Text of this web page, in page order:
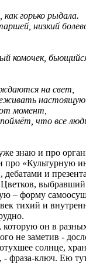
горько рыдала.
низкий
комочек,
на свет,
настоящую
момент,
что все
знаю и про
про «Культурную
дебатами и
– форму
тихий и
которую он в
не заметив -
солнце,
фраза-ключ. Ею